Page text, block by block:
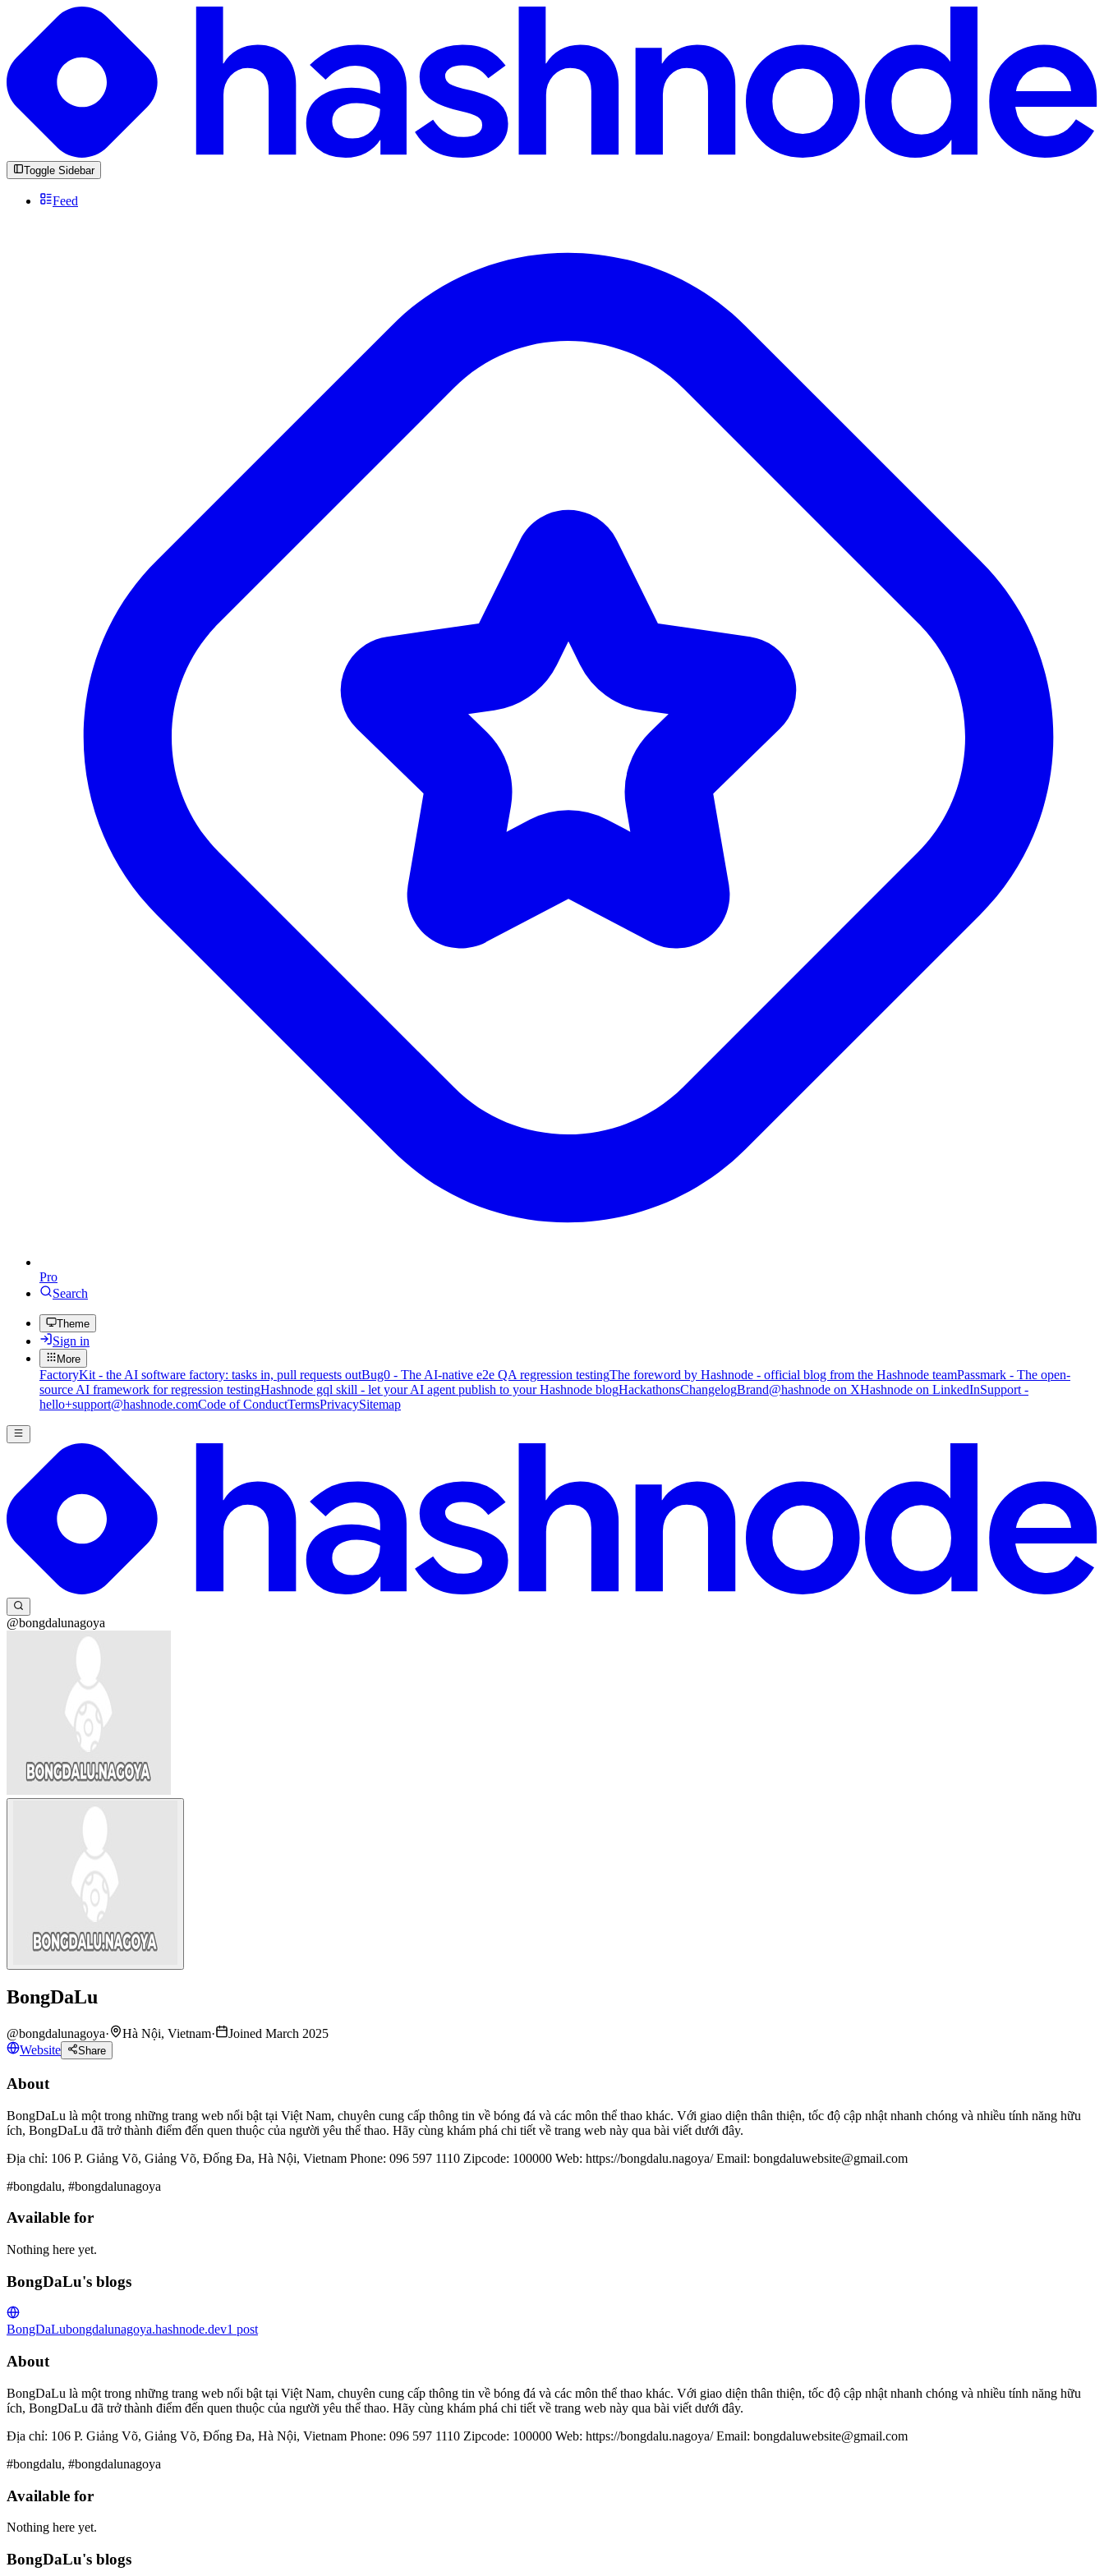
Toggle Sidebar
Feed
Pro
Search
Theme
Sign in
More
FactoryKit - the AI software factory: tasks in, pull requests outBug0 - The AI-native e2e QA regression testingThe foreword by Hashnode - official blog from the Hashnode teamPassmark - The open-
source AI framework for regression testingHashnode gql skill - let your AI agent publish to your Hashnode blogHackathonsChangelogBrand@hashnode on XHashnode on LinkedInSupport -
hello+support@hashnode.comCode of ConductTermsPrivacySitemap
@bongdalunagoya
BongDaLu
@bongdalunagoya· Hà Nội, Vietnam·
Joined March 2025
Website
Share
About
BongDaLu là một trong những trang web nổi bật tại Việt Nam, chuyên cung cấp thông tin về bóng đá và các môn thể thao khác. Với giao diện thân thiện, tốc độ cập nhật nhanh chóng và nhiều tính năng hữu
ích, BongDaLu đã trở thành điểm đến quen thuộc của người yêu thể thao. Hãy cùng khám phá chi tiết về trang web này qua bài viết dưới đây.
Địa chỉ: 106 P. Giảng Võ, Giảng Võ, Đống Đa, Hà Nội, Vietnam Phone: 096 597 1110 Zipcode: 100000 Web: https://bongdalu.nagoya/ Email: bongdaluwebsite@gmail.com
#bongdalu, #bongdalunagoya
Available for
Nothing here yet.
BongDaLu's blogs
BongDaLubongdalunagoya.hashnode.dev1 post
About
BongDaLu là một trong những trang web nổi bật tại Việt Nam, chuyên cung cấp thông tin về bóng đá và các môn thể thao khác. Với giao diện thân thiện, tốc độ cập nhật nhanh chóng và nhiều tính năng hữu
ích, BongDaLu đã trở thành điểm đến quen thuộc của người yêu thể thao. Hãy cùng khám phá chi tiết về trang web này qua bài viết dưới đây.
Địa chỉ: 106 P. Giảng Võ, Giảng Võ, Đống Đa, Hà Nội, Vietnam Phone: 096 597 1110 Zipcode: 100000 Web: https://bongdalu.nagoya/ Email: bongdaluwebsite@gmail.com
#bongdalu, #bongdalunagoya
Available for
Nothing here yet.
BongDaLu's blogs